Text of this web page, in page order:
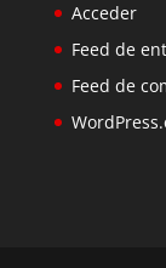
Acceder
Feed de
Feed de